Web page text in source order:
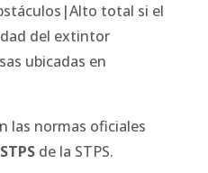
total si el
del extintor
ubicadas en
las normas oficiales
de la STPS.